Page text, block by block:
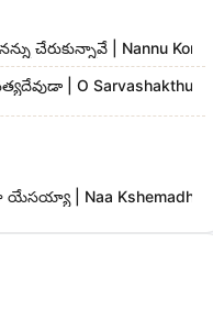
చేరుకున్నావే | Nannu
| O
| Naa